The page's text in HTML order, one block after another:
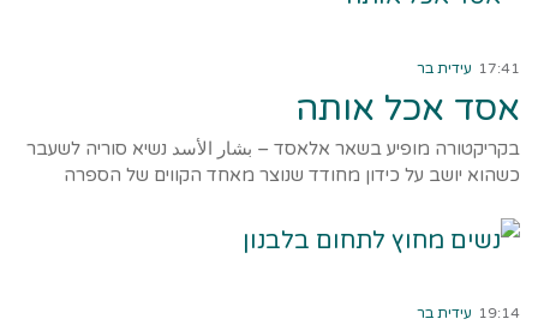
17:41 עידית בר
אסד אכל אותה
בקריקטורה מופיע בשאר אלאסד – بشار الأسد נשיא סוריה לשעבר
כשהוא יושב על כידון מחודד שנוצר מאחד הקווים של הספרה
19:14 עידית בר